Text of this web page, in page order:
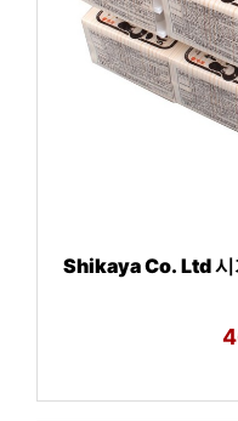
Shikaya Co. Ltd